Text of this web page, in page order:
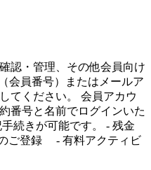
認・管理、その他会員向け
会員番号）またはメールア
てください。 会員アカウ
番号と名前でログインいた
続きが可能です。 - 残金
ご登録 - 有料アクティビ